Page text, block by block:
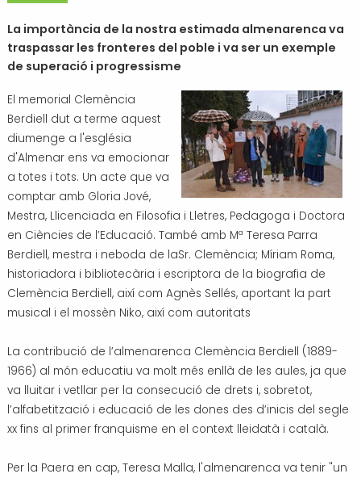
La importància de la nostra estimada almenarenca va
traspassar les fronteres del poble i va ser un exemple
de superació i progressisme
El memorial Clemència
Berdiell dut a terme aquest
diumenge a l'església
d'Almenar ens va emocionar
a totes i tots. Un acte que va
comptar amb Gloria Jové,
Mestra, Llicenciada en Filosofia i Lletres, Pedagoga i Doctora
en Ciències de l’Educació. També amb Mª Teresa Parra
Berdiell, mestra i neboda de laSr. Clemència; Míriam Roma,
historiadora i bibliotecària i escriptora de la biografia de
Clemència Berdiell, així com Agnès Sellés, aportant la part
musical i el mossèn Niko, així com autoritats
La contribució de l’almenarenca Clemència Berdiell (1889-
1966) al món educatiu va molt més enllà de les aules, ja que
va lluitar i vetllar per la consecució de drets i, sobretot,
l’alfabetització i educació de les dones des d’inicis del segle
xx fins al primer franquisme en el context lleidatà i català.
Per la Paera en cap, Teresa Malla, l'almenarenca va tenir "un